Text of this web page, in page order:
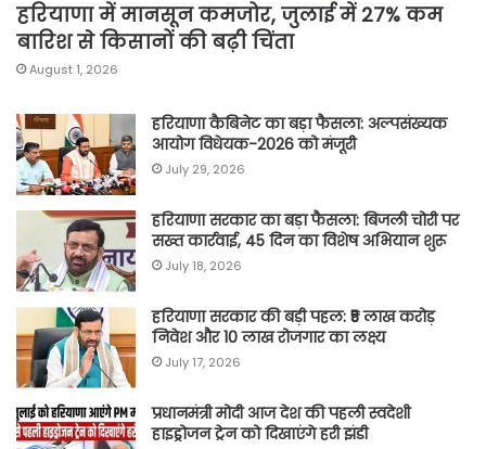
हरियाणा में मानसून कमजोर, जुलाई में 27% कम
बारिश से किसानों की बढ़ी चिंता
August 1, 2026
हरियाणा कैबिनेट का बड़ा फैसला: अल्पसंख्यक
आयोग विधेयक-2026 को मंजूरी
July 29, 2026
हरियाणा सरकार का बड़ा फैसला: बिजली चोरी पर
सख्त कार्रवाई, 45 दिन का विशेष अभियान शुरू
July 18, 2026
हरियाणा सरकार की बड़ी पहल: ₹5 लाख करोड़
निवेश और 10 लाख रोजगार का लक्ष्य
July 17, 2026
प्रधानमंत्री मोदी आज देश की पहली स्वदेशी
हाइड्रोजन ट्रेन को दिखाएंगे हरी झंडी